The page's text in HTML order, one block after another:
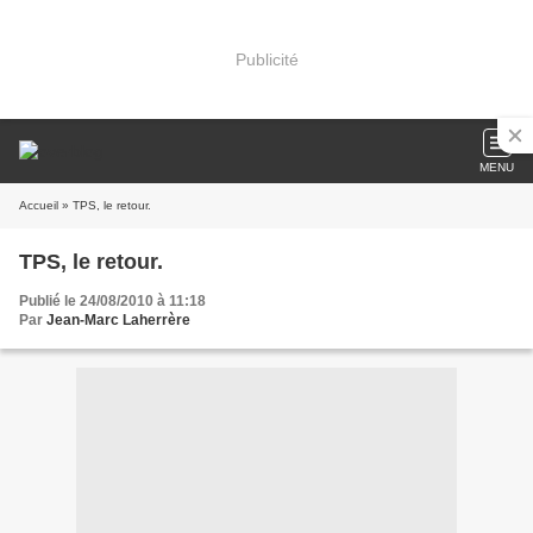
Publicité
MENU
Accueil » TPS, le retour.
TPS, le retour.
Publié le 24/08/2010 à 11:18
Par Jean-Marc Laherrère